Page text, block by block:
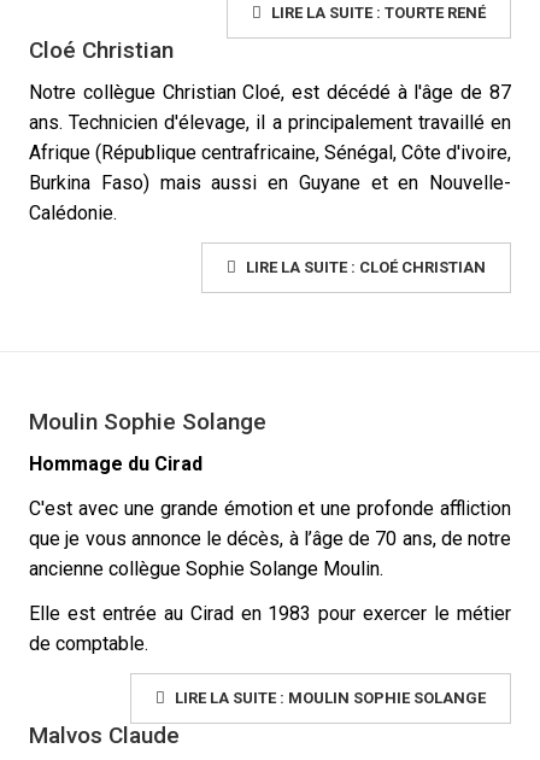
LIRE LA SUITE : TOURTE RENÉ
Cloé Christian
Notre collègue Christian Cloé, est décédé à l'âge de 87
ans. Technicien d'élevage, il a principalement travaillé en
Afrique (République centrafricaine, Sénégal, Côte d'ivoire,
Burkina Faso) mais aussi en Guyane et en Nouvelle-
Calédonie.
LIRE LA SUITE : CLOÉ CHRISTIAN
Moulin Sophie Solange
Hommage du Cirad
C'est avec une grande émotion et une profonde affliction
que je vous annonce le décès, à l’âge de 70 ans, de notre
ancienne collègue Sophie Solange Moulin.
Elle est entrée au Cirad en 1983 pour exercer le métier
de comptable.
LIRE LA SUITE : MOULIN SOPHIE SOLANGE
Malvos Claude